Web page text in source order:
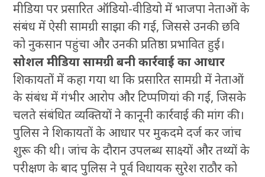
मीडिया पर प्रसारित ऑडियो-वीडियो में भाजपा नेताओं के
संबंध में ऐसी सामग्री साझा की गई, जिससे उनकी छवि
को नुकसान पहुंचा और उनकी प्रतिष्ठा प्रभावित हुई।
सोशल मीडिया सामग्री बनी कार्रवाई का आधार
शिकायतों में कहा गया था कि प्रसारित सामग्री में नेताओं
के संबंध में गंभीर आरोप और टिप्पणियां की गईं, जिसके
चलते संबंधित व्यक्तियों ने कानूनी कार्रवाई की मांग की।
पुलिस ने शिकायतों के आधार पर मुकदमे दर्ज कर जांच
शुरू की थी। जांच के दौरान उपलब्ध साक्ष्यों और तथ्यों के
परीक्षण के बाद पुलिस ने पूर्व विधायक सुरेश राठौर को